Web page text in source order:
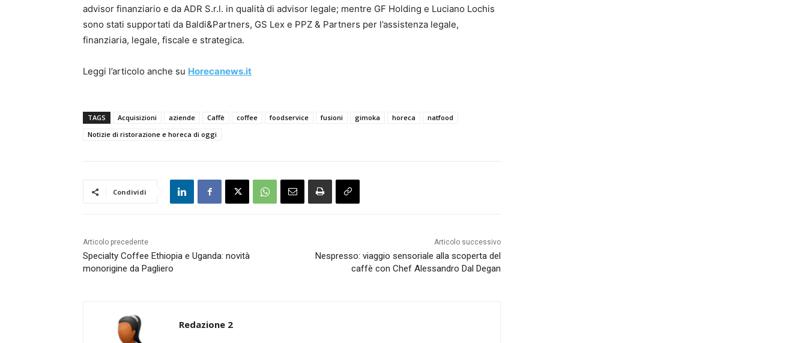
advisor finanziario e da ADR S.r.l. in qualità di advisor legale; mentre GF Holding e Luciano Lochis
sono stati supportati da Baldi&Partners, GS Lex e PPZ & Partners per l’assistenza legale,
finanziaria, legale, fiscale e strategica.
Leggi l’articolo anche su Horecanews.it
TAGS Acquisizioni aziende Caffè coffee foodservice fusioni gimoka horeca
natfood
Notizie di ristorazione e horeca di oggi
Condividi
Articolo precedente
Specialty Coffee Ethiopia e Uganda: novità
monorigine da Pagliero
Articolo successivo
Nespresso: viaggio sensoriale alla scoperta del
caffè con Chef Alessandro Dal Degan
Redazione 2